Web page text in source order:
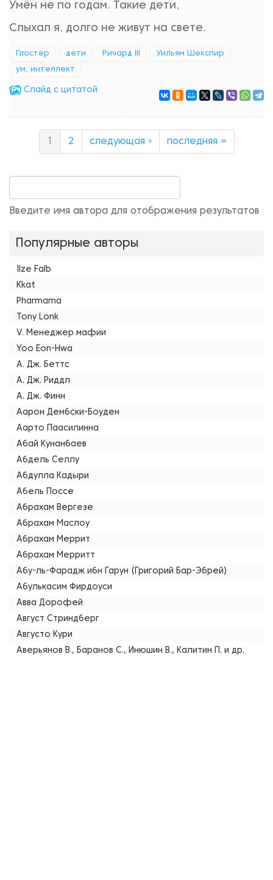
Умён не по годам. Такие дети,
Слыхал я, долго не живут на свете.
Глостер дети Ричард III Уильям Шекспир
ум, интеллект
Cлайд с цитатой
2 следующая › последняя »
Введите имя автора для отображения результатов
Популярные авторы
Ilze Falb
Kkat
Pharmama
Tony Lonk
V. Менеджер мафии
Yoo Eon-Hwa
А. Дж. Беттс
А. Дж. Риддл
А. Дж. Финн
Аарон Дембски-Боуден
Аарто Паасилинна
Абай Кунанбаев
Абдель Селлу
Абдулла Кадыри
Абель Поссе
Абрахам Вергезе
Абрахам Маслоу
Абрахам Меррит
Абрахам Мерритт
Абу-ль-Фарадж ибн Гарун (Григорий Бар-Эбрей)
Абулькасим Фирдоуси
Авва Дорофей
Август Стриндберг
Августо Кури
Аверьянов В., Баранов С., Инюшин В., Калитин П. и др.